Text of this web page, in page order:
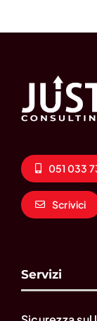
051 033
Scrivici
Servizi